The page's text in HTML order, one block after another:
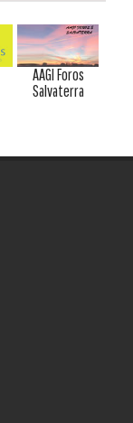
AAGI Foros
Salvaterra